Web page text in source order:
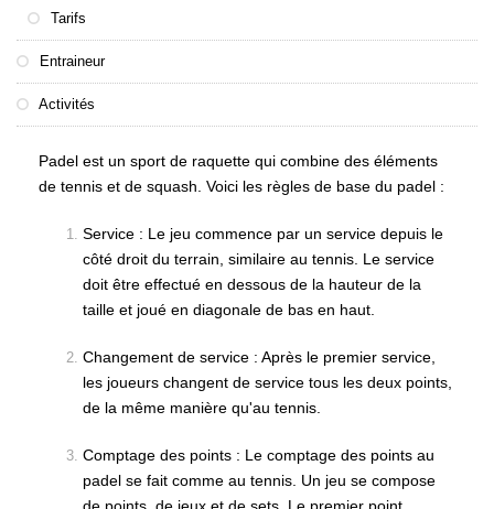
Tarifs
Entraineur
Activités
Padel est un sport de raquette qui combine des éléments
de tennis et de squash. Voici les règles de base du padel :
Service : Le jeu commence par un service depuis le
côté droit du terrain, similaire au tennis. Le service
doit être effectué en dessous de la hauteur de la
taille et joué en diagonale de bas en haut.
Changement de service : Après le premier service,
les joueurs changent de service tous les deux points,
de la même manière qu'au tennis.
Comptage des points : Le comptage des points au
padel se fait comme au tennis. Un jeu se compose